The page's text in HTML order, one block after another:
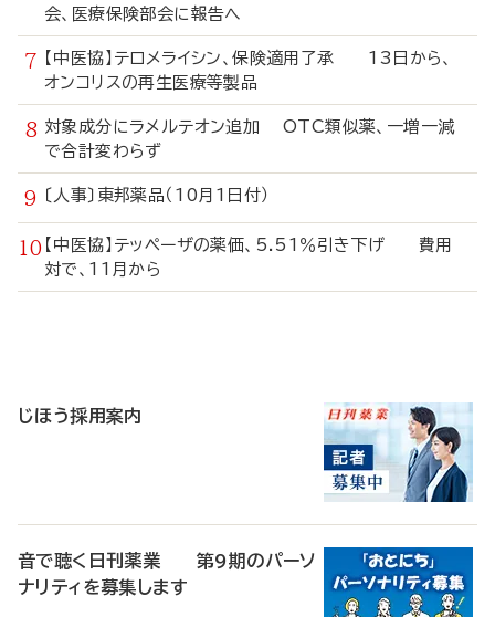
会、医療保険部会に報告へ
【中医協】テロメライシン、保険適用了承 13日から、
オンコリスの再生医療等製品
対象成分にラメルテオン追加 OTC類似薬、一増一減
で合計変わらず
〔人事〕東邦薬品（10月1日付）
【中医協】テッペーザの薬価、5.51％引き下げ 費用
対で、11月から
じほう採用案内
音で聴く日刊薬業 第9期のパーソ
ナリティを募集します